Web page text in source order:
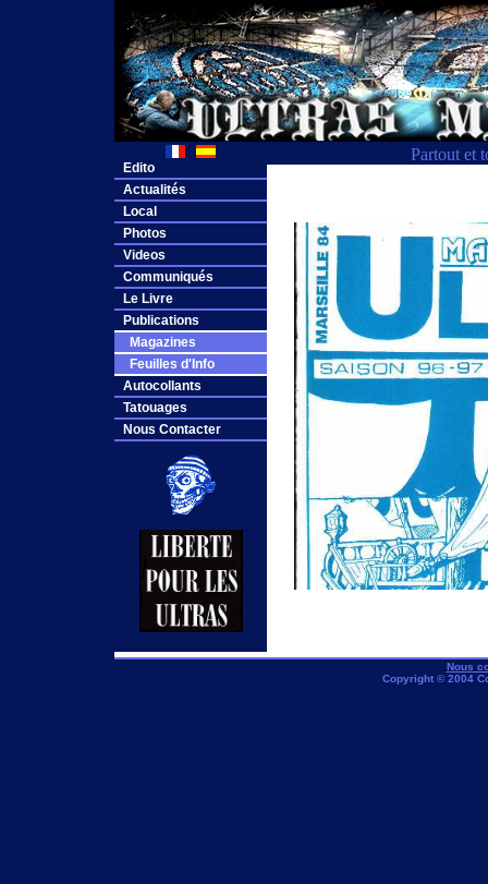
Partout et
Edito
Actualités
Local
Photos
Videos
Communiqués
Le Livre
Publications
Magazines
Feuilles d'Info
Autocollants
Tatouages
Nous Contacter
Nous
Copyright © 2004